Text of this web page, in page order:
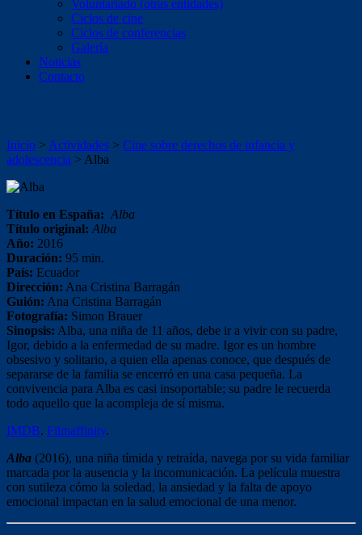
Voluntariado (otras entidades)
Ciclos de cine
Ciclos de conferencias
Galería
Noticias
Contacto
Inicio > Actividades > Cine sobre derechos de infancia y
adolescencia > Alba
Título en España: Alba
Título original: Alba
Año: 2016
Duración: 95 min.
País: Ecuador
Dirección: Ana Cristina Barragán
Guión: Ana Cristina Barragán
Fotografía: Simon Brauer
Sinopsis: Alba, una niña de 11 años, debe ir a vivir con su padre,
Igor, debido a la enfermedad de su madre. Igor es un hombre
obsesivo y solitario, a quien ella apenas conoce, que después de
separarse de la familia se encerró en una casa pequeña. La
convivencia para Alba es casi insoportable; su padre le recuerda
todo aquello que la acompleja de sí misma.
IMDB. Filmaffinity.
Alba (2016), una niña tímida y retraída, navega por su vida familiar
marcada por la ausencia y la incomunicación. La película muestra
con sutileza cómo la soledad, la ansiedad y la falta de apoyo
emocional impactan en la salud emocional de una menor.